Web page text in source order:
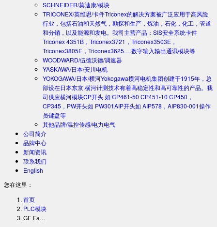
SCHNEIDER/莫迪康/模块
TRICONEX/英维思/卡件Triconex的解决方案被广泛应用于高风险
行业，包括石油和天然气，勘探和生产，炼油，石化，化工，管道
和分销，以及能源和发电。我司主营产品：SIS安全系统卡件
Triconex 4351B，Triconex3721，Triconex3503E，
Triconex3805E，Triconex3625….数字输入输出通讯模块等
WOODWARD/伍德沃德/调速器
YASKAWA/日本/安川电机
YOKOGAWA/日本/横河Yokogawa横河电机集团创建于1915年，总
部设在日本东京.横河计测技术有着高稳定性和高可靠性的产品。我
司供应横河模块CP开头 如 CP461-50 CP451-10 CP450，
CP345，PW开头如 PW301AIP开头如 AIP578，AIP830-001操作
员键盘等
其他品牌/温控传感/电力电气
公司简介
品牌中心
新闻资讯
联系我们
English
您在这里：
首页
PLC模块
GE Fa…